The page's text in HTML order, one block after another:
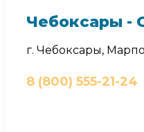
Чебоксары -
г. Чебоксары,
8 (800) 555-21-24